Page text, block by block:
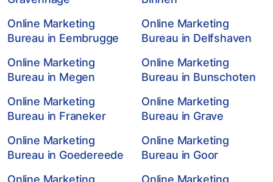
Online Marketing
Bureau in Eembrugge
Online Marketing
Bureau in Delfshaven
Online Marketing
Bureau in Megen
Online Marketing
Bureau in Bunschoten
Online Marketing
Bureau in Franeker
Online Marketing
Bureau in Grave
Online Marketing
Bureau in Goedereede
Online Marketing
Bureau in Goor
Online Marketing
Online Marketing